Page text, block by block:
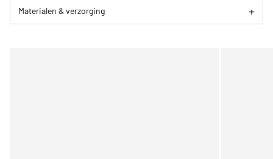
Materialen & verzorging